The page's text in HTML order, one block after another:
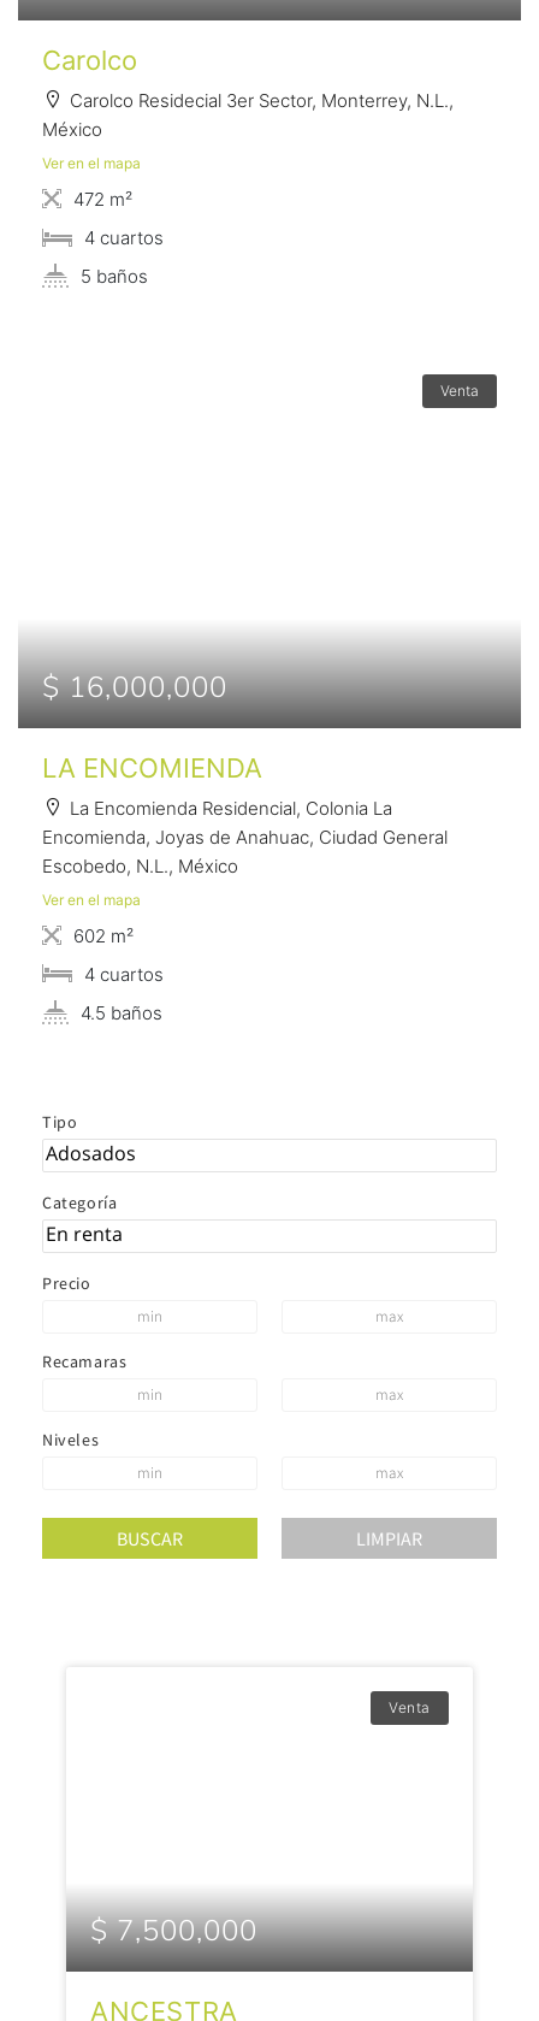
Carolco
Carolco Residecial 3er Sector, Monterrey, N.L.,
México
Ver en el mapa
472 m²
4 сuartos
5 baños
Venta
$ 16,000,000
LA ENCOMIENDA
La Encomienda Residencial, Colonia La
Encomienda, Joyas de Anahuac, Ciudad General
Escobedo, N.L., México
Ver en el mapa
602 m²
4 сuartos
4.5 baños
Tipo
Categoría
Precio
Recamaras
Niveles
Venta
$ 7,500,000
ANCESTRA